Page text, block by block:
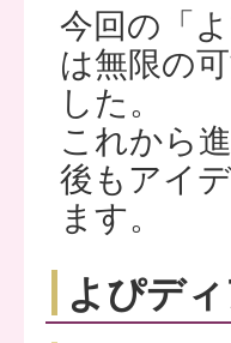
今回の「
は無限の
した。
これから
後もアイ
ます。
よぴデ